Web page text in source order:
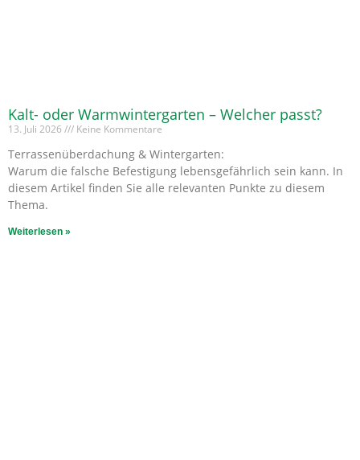
Kalt- oder Warmwintergarten – Welcher passt?
13. Juli 2026 Keine Kommentare
Terrassenüberdachung & Wintergarten:
Warum die falsche Befestigung lebensgefährlich sein kann. In
diesem Artikel finden Sie alle relevanten Punkte zu diesem
Thema.
Weiterlesen »